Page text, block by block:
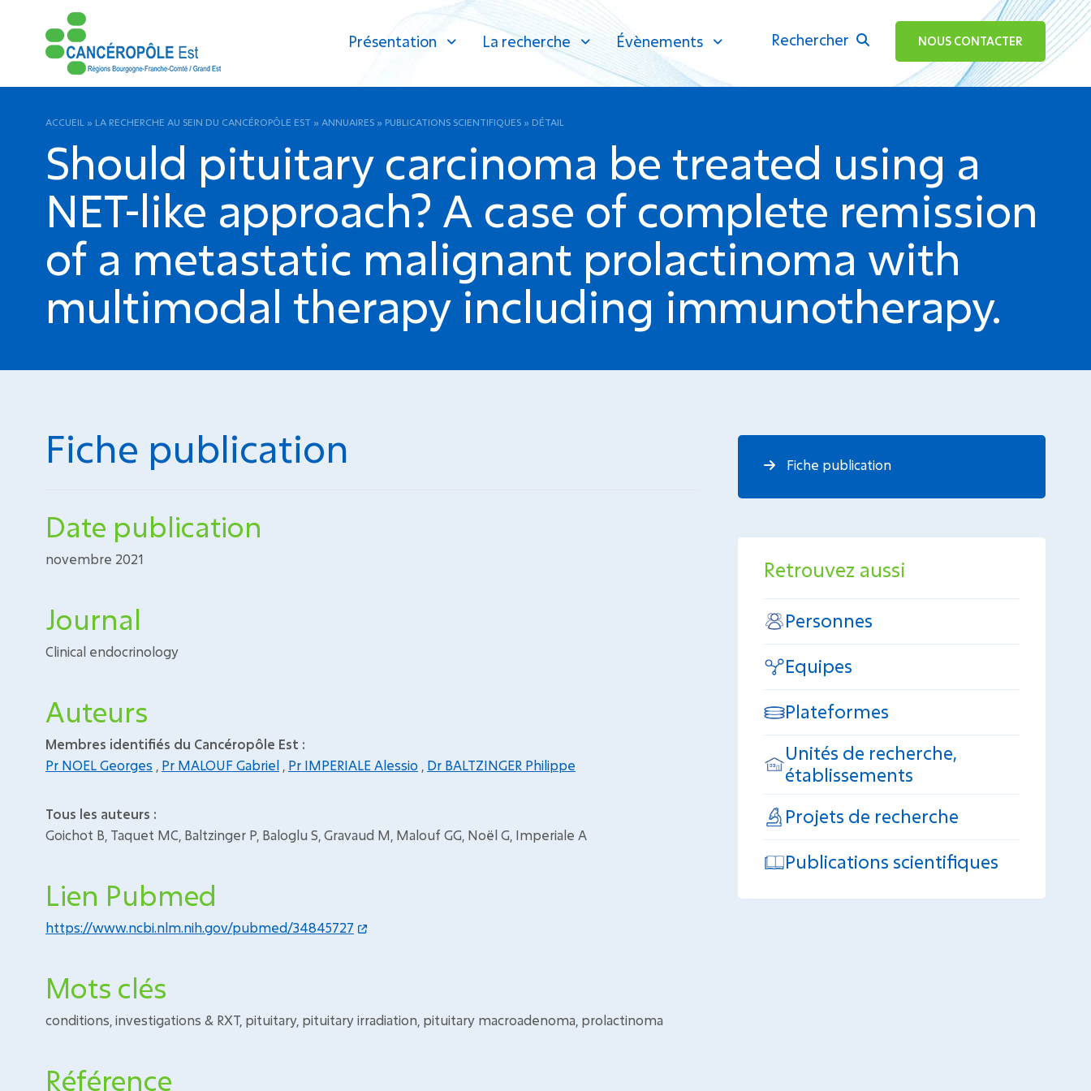
Présentation La recherche Évènements Rechercher
ok NOUS CONTACTER
ACCUEIL » LA RECHERCHE AU SEIN DU CANCÉROPÔLE EST » ANNUAIRES » PUBLICATIONS SCIENTIFIQUES » DÉTAIL
Should pituitary carcinoma be treated using a
NET-like approach? A case of complete remission
of a metastatic malignant prolactinoma with
multimodal therapy including immunotherapy.
Fiche publication
Date publication
novembre 2021
Journal
Clinical endocrinology
Auteurs
Membres identifiés du Cancéropôle Est :
Pr NOEL Georges
Pr MALOUF Gabriel Pr IMPERIALE Alessio Dr BALTZINGER Philippe
Tous les auteurs :
Goichot B, Taquet MC, Baltzinger P, Baloglu S, Gravaud M, Malouf GG, Noël G, Imperiale A
Lien Pubmed
https://www.ncbi.nlm.nih.gov/pubmed/34845727
Mots clés
conditions, investigations & RXT, pituitary, pituitary irradiation, pituitary macroadenoma, prolactinoma
Référence
Fiche publication
Retrouvez aussi
Personnes
Equipes
Plateformes
Unités de recherche,
établissements
Projets de recherche
Publications scientifiques